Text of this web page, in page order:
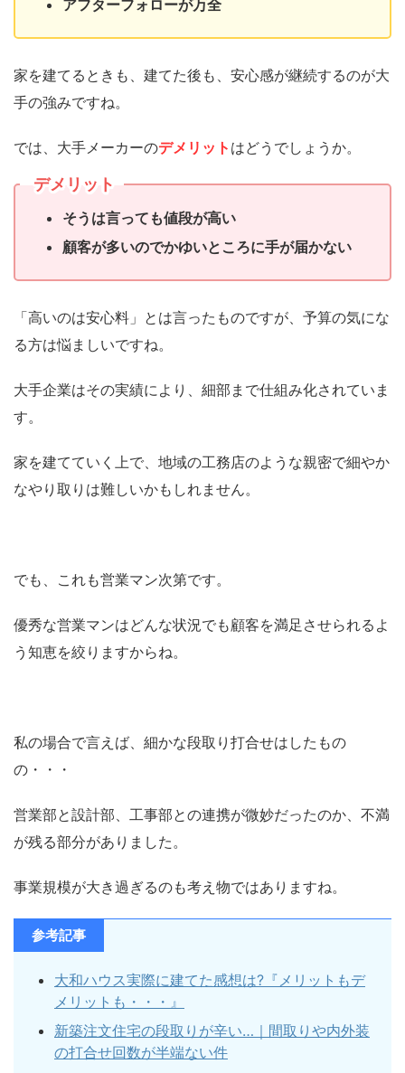
アフターフォローが万全
家を建てるときも、建てた後も、安心感が継続するのが大
手の強みですね。
では、大手メーカーのデメリット はどうでしょうか。
デメリット
そうは言っても値段が高い
顧客が多いのでかゆいところに手が届かない
「高いのは安心料」とは言ったものですが、予算の気にな
る方は悩ましいですね。
大手企業はその実績により、細部まで仕組み化されていま
す。
家を建てていく上で、地域の工務店のような親密で細やか
なやり取りは難しいかもしれません。
でも、これも営業マン次第です。
優秀な営業マンはどんな状況でも顧客を満足させられるよ
う知恵を絞りますからね。
私の場合で言えば、細かな段取り打合せはしたもの
の・・・
営業部と設計部、工事部との連携が微妙だったのか、不満
が残る部分がありました。
事業規模が大き過ぎるのも考え物ではありますね。
参考記事
大和ハウス実際に建てた感想は?『メリットもデ
メリットも・・・』
新築注文住宅の段取りが辛い…｜間取りや内外装
の打合せ回数が半端ない件